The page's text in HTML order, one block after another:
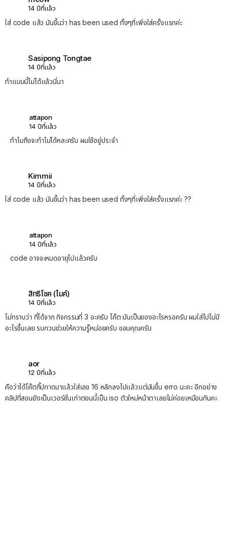
14 ปีที่แล้ว
ใส่ code แล้ว มันขึ้นว่า has been used ทั้งๆที่เพิ่งใส่ครั้งแรกค่ะ
Sasipong Tongtae
14 ปีที่แล้ว
ทำแบบนี้ไม่ได้แล้วนี่นา
attapon
14 ปีที่แล้ว
ทำไมถึงจะทำไม่ได้หละครับ ผมใช้อยู่ประจำ
Kimmii
14 ปีที่แล้ว
ใส่ code แล้ว มันขึ้นว่า has been used ทั้งๆที่เพิ่งใส่ครั้งแรกค่ะ ??
attapon
14 ปีที่แล้ว
code อาจจะหมดอายุไปแล้วครับ
สิทธิโชค (ไมค์)
14 ปีที่แล้ว
ไม่ทราบว่า ที่ได้จาก กิจกรรมที่ 3 อะครับ โค๊ต มันเป็นของอะไรหรอครับ ผมใส่ไปไม่มี
อะไรขึ้นเลย รบกวนช่วยให้ความรู็หน่อยครับ ขอบคุณครับ
aor
12 ปีที่แล้ว
คือว่าได้โค๊ตกิ๊ปกาดมาแล้วใส่เลข 16 หลักลงไปแล้วแต่มันขึ้น erro นะคะ อีกอย่าง
คลิปที่สอนยังเป็นเวอร์ชั่นเก่าตอนนี้เป็น iso ตัวใหม่หน้าตาเลยไม่ค่อยเหมือนกันคะ